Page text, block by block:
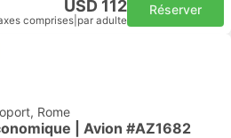
USD 112
comprises par adulte
Réserver
Rome
| Avion #AZ1682